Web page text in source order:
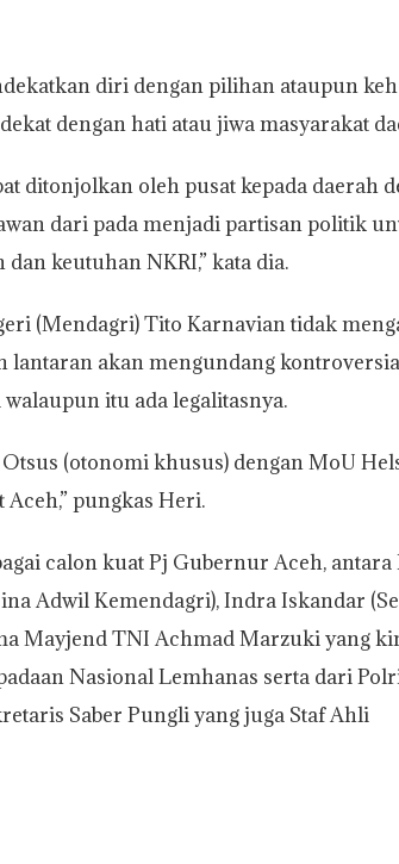
diri dengan pilihan ataupun
dengan hati atau jiwa masyarakat
ditonjolkan oleh pusat kepada daerah
dari pada menjadi partisan politik
keutuhan NKRI,” kata dia.
(Mendagri) Tito Karnavian tidak
akan mengundang
itu ada legalitasnya.
(otonomi khusus) dengan MoU
pungkas Heri.
calon kuat Pj Gubernur Aceh, antara
Adwil Kemendagri), Indra Iskandar
Mayjend TNI Achmad Marzuki yang
Nasional Lemhanas serta dari
Saber Pungli yang juga Staf Ahli